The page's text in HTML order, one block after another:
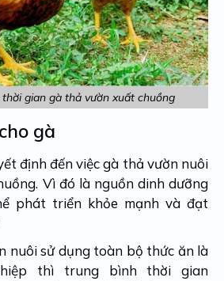
gian gà thả vườn xuất chuồng
gà
định đến việc gà thả vườn nuôi
Vì đó là nguồn dinh dưỡng
phát triển khỏe mạnh và đạt
nuôi sử dụng toàn bộ thức ăn là
thì trung bình thời gian